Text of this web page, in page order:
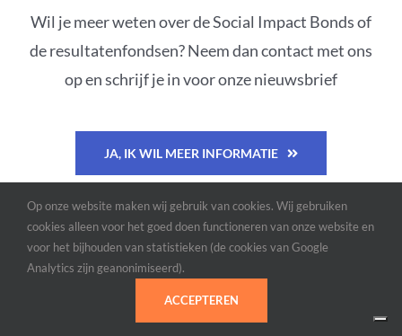
Wil je meer weten over de Social Impact Bonds of
de resultatenfondsen? Neem dan contact met ons
op en schrijf je in voor onze nieuwsbrief
JA, IK WIL MEER INFORMATIE
INSCHRIJVEN NIEUWSBRIEF
Op onze website maken wij gebruik van cookies. Wij gebruiken
cookies alleen voor het goed doen functioneren van onze website en
voor het bijhouden van statistieken (de cookies van Google
Analytics zijn geanonimiseerd).
ACCEPTEREN